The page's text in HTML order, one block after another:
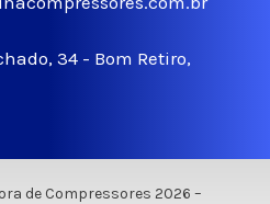
34 - Bom Retiro,
de Compressores 2026 –